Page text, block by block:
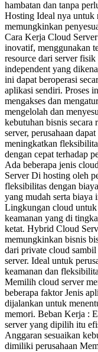
hambatan dan tanpa
Hosting Ideal nya untuk
memungkinkan
Cara Kerja Cloud
inovatif, menggunakan
resource dari server
independent yang
ini dapat beroperasi
aplikasi sendiri. Proses
mengakses dan
mengelolah dan
kebutuhan bisnis secara
server, perusahaan
meningkatkan
dengan cepat terhadap
Ada beberapa jenis
Server Di hosting oleh
fleksibilitas dengan
yang mudah serta biaya
Lingkungan cloud untuk
keamanan yang di
ketat. Hybrid Cloud
memungkinkan bisnis
dari private cloud
server. Ideal untuk
keamanan dan
Memilih cloud server
beberapa faktor Jenis
dijalankan untuk
memori. Beban Kerja :
server yang dipilih itu
Anggaran sesuaikan
dimiliki perusahaan